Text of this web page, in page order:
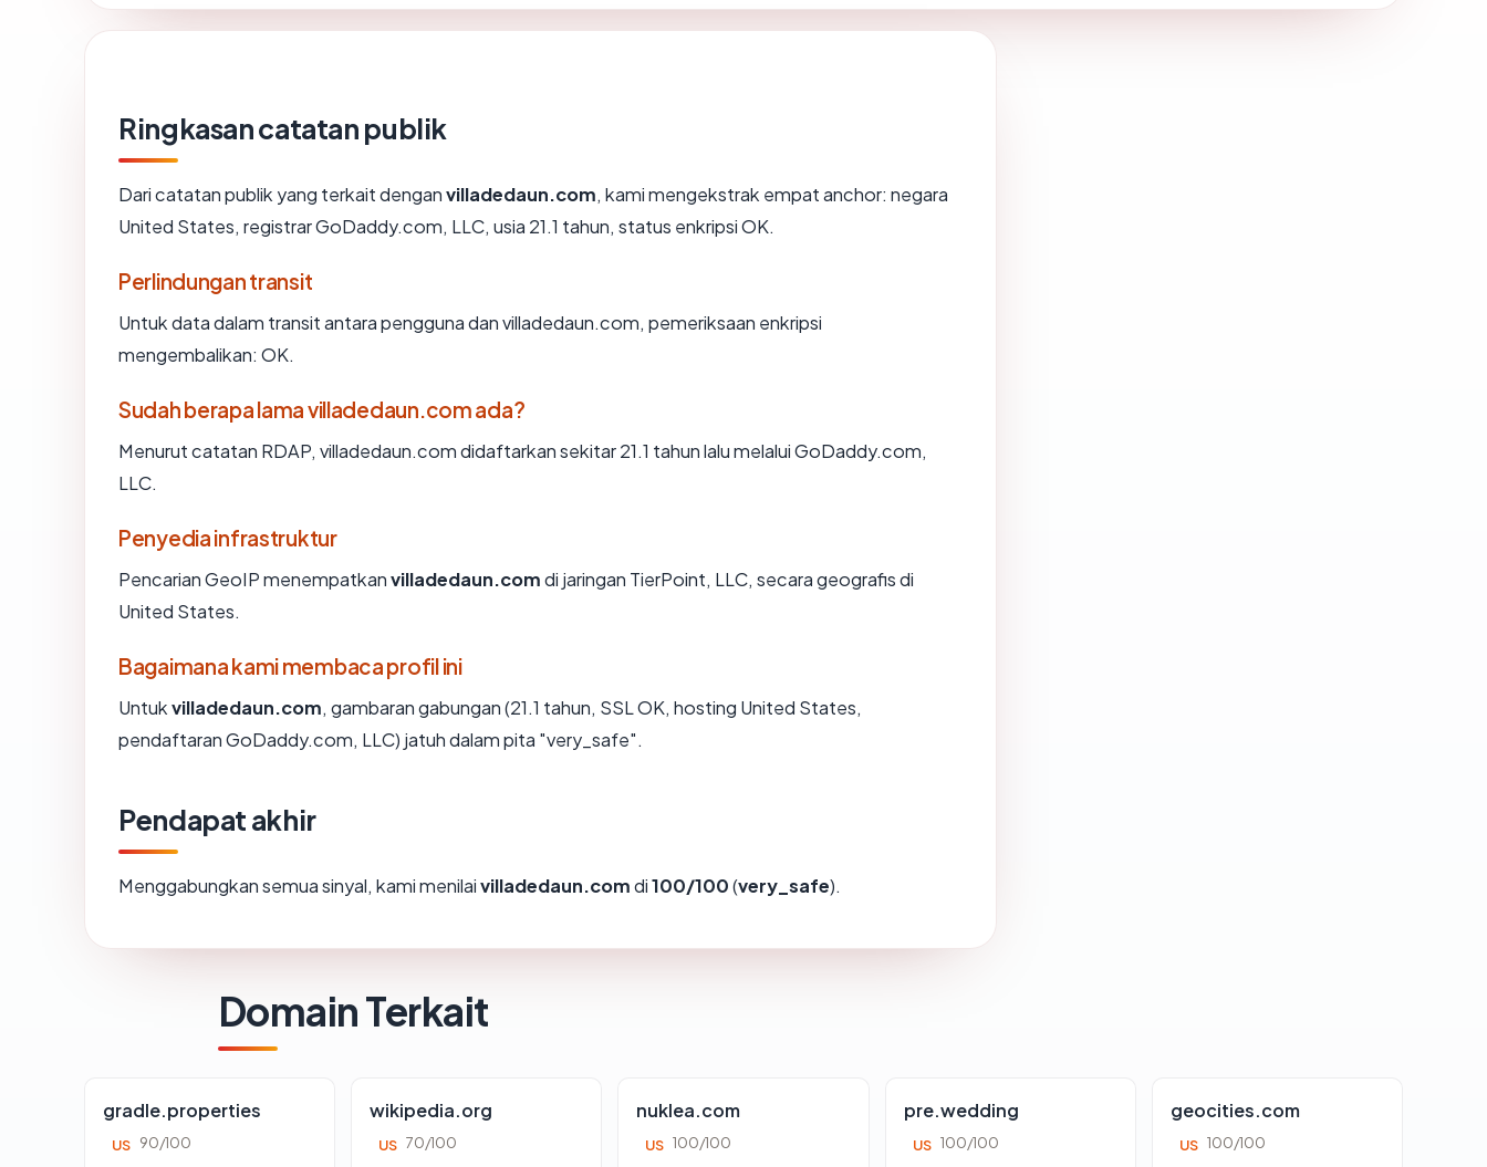
Ringkasan catatan publik
Dari catatan publik yang terkait denganvilladedaun.com, kami mengekstrak empat anchor: negara
United States, registrar GoDaddy.com, LLC, usia 21.1 tahun, status enkripsi OK.
Perlindungan transit
Untuk data dalam transit antara pengguna dan villadedaun.com, pemeriksaan enkripsi
mengembalikan: OK.
Sudah berapa lama villadedaun.com ada?
Menurut catatan RDAP, villadedaun.com didaftarkan sekitar 21.1 tahun lalu melalui GoDaddy.com,
LLC.
Penyedia infrastruktur
Pencarian GeoIP menempatkanvilladedaun.comdi jaringan TierPoint, LLC, secara geografis di
United States.
Bagaimana kami membaca profil ini
Untukvilladedaun.com, gambaran gabungan (21.1 tahun, SSL OK, hosting United States,
pendaftaran GoDaddy.com, LLC) jatuh dalam pita "very_safe".
Pendapat akhir
Menggabungkan semua sinyal, kami menilaivilladedaun.comdi100/100(very_safe).
Domain Terkait
gradle.properties
US 90/100
wikipedia.org
US 70/100
nuklea.com
US 100/100
pre.wedding
US 100/100
geocities.com
US 100/100